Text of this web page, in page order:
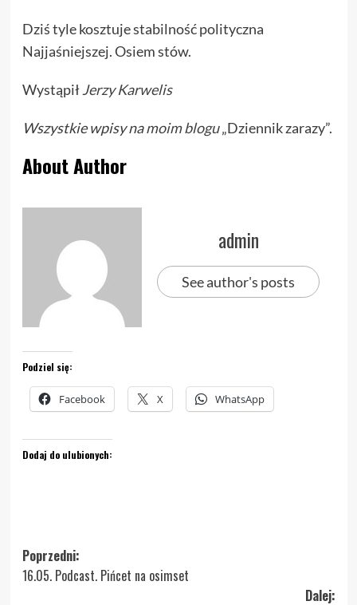
Dziś tyle kosztuje stabilność polityczna
Najjaśniejszej. Osiem stów.
WystąpiłJerzy Karwelis
Wszystkie wpisy namoim blogu„Dziennik zarazy”.
About Author
admin
See author's posts
Podziel się:
Facebook X WhatsApp
Dodaj do ulubionych:
Zobacz
wpisy
Poprzedni:
16.05. Podcast. Pińcet na osimset
Dalej: